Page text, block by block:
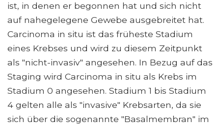
ist, in denen er begonnen hat und sich nicht
auf nahegelegene Gewebe ausgebreitet hat.
Carcinoma in situ ist das früheste Stadium
eines Krebses und wird zu diesem Zeitpunkt
als "nicht-invasiv" angesehen. In Bezug auf das
Staging wird Carcinoma in situ als Krebs im
Stadium 0 angesehen. Stadium 1 bis Stadium
4 gelten alle als "invasive" Krebsarten, da sie
sich über die sogenannte "Basalmembran" im